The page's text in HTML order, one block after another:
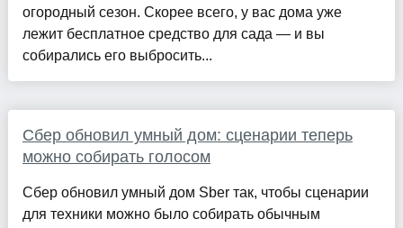
огородный сезон. Скорее всего, у вас дома уже
лежит бесплатное средство для сада — и вы
собирались его выбросить...
Сбер обновил умный дом: сценарии теперь
можно собирать голосом
Сбер обновил умный дом Sber так, чтобы сценарии
для техники можно было собирать обычным